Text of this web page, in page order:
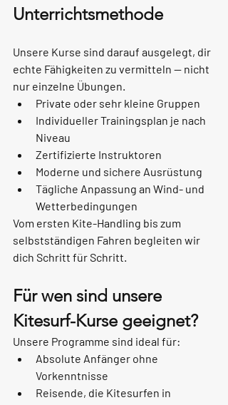
Unterrichtsmethode
Unsere Kurse sind darauf ausgelegt, dir
echte Fähigkeiten zu vermitteln — nicht
nur einzelne Übungen.
Private oder sehr kleine Gruppen
Individueller Trainingsplan je nach
Niveau
Zertifizierte Instruktoren
Moderne und sichere Ausrüstung
Tägliche Anpassung an Wind- und
Wetterbedingungen
Vom ersten Kite-Handling bis zum
selbstständigen Fahren begleiten wir
dich Schritt für Schritt.
Für wen sind unsere
Kitesurf-Kurse geeignet?
Unsere Programme sind ideal für:
Absolute Anfänger ohne
Vorkenntnisse
Reisende, die Kitesurfen in